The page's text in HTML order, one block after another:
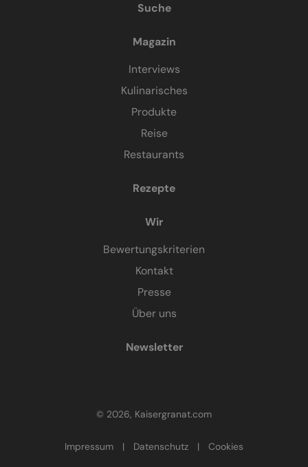
Suche
Magazin
Interviews
Kulinarisches
Produkte
Reise
Restaurants
Rezepte
Wir
Bewertungskriterien
Kontakt
Presse
Über uns
Newsletter
© 2026, Kaisergranat.com
Impressum | Datenschutz | Cookies